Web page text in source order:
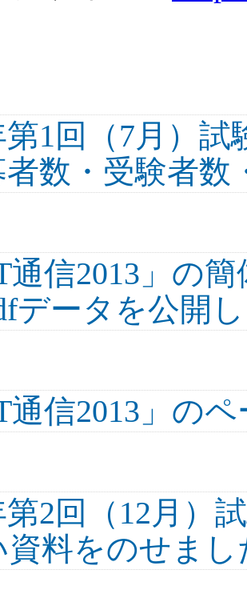
第1回（7月）
者数・受験者
通信2013」の
データを公開
通信2013」の
第2回（12月）
資料をのせまし